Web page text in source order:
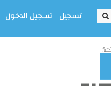
تسجيل تسجيل الدخول